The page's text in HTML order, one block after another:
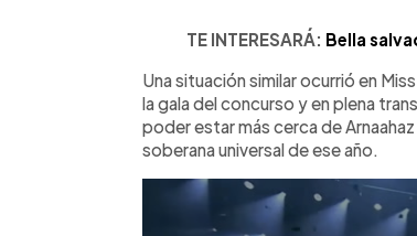
TE INTERESARÁ: Bella
Una situación similar ocurrió en
la gala del concurso y en plena
poder estar más cerca de
soberana universal de ese año.